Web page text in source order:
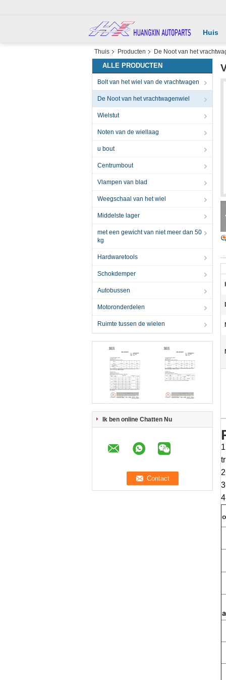
Huis
Thuis Producten De Noot van het
ALLE PRODUCTEN
Bolt van het wiel van de vrachtwagen
De Noot van het vrachtwagenwiel
Wielstut
Noten van de wiellaag
u bout
Centrumbout
Vlampen van blad
Weegschaal van het wiel
Middelste lager
met een gewicht van niet meer dan 50
kg
Hardwaretools
Schokdemper
Autobussen
Motoronderdelen
Ruimte tussen de wielen
Ik ben online Chatten Nu